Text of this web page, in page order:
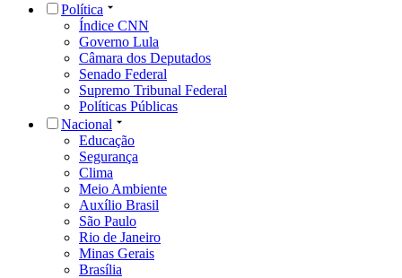
Política
Índice CNN
Governo Lula
Câmara dos Deputados
Senado Federal
Supremo Tribunal Federal
Políticas Públicas
Nacional
Educação
Segurança
Clima
Meio Ambiente
Auxílio Brasil
São Paulo
Rio de Janeiro
Minas Gerais
Brasília